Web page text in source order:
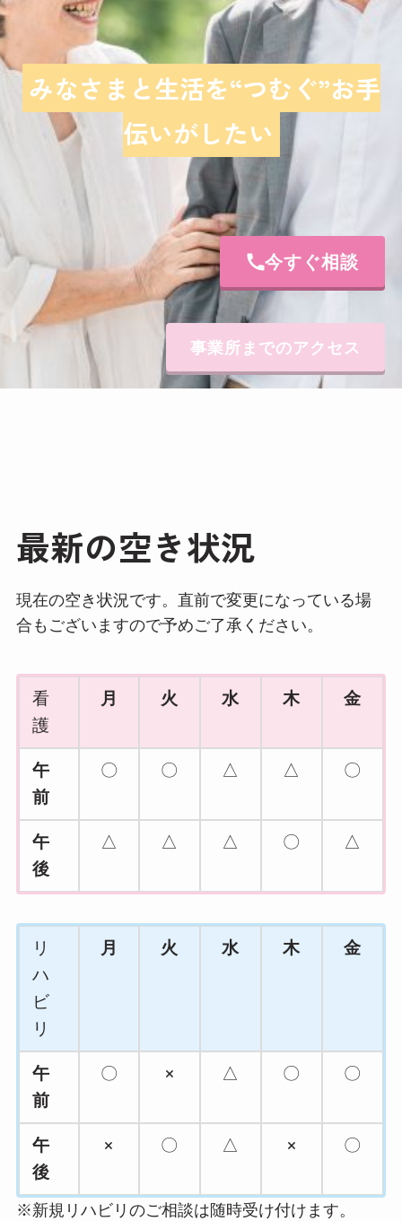
みなさまと生活を“つむぐ”お手
伝いがしたい
今すぐ相談
事業所までのアクセス
最新の空き状況
現在の空き状況です。直前で変更になっている場
合もございますので予めご了承ください。
看
護
月 火 水 木 金
午
前
〇 〇 △ △ 〇
午
後
△ △ △ 〇 △
リ
ハ
ビ
リ
月 火 水 木 金
午
前
〇 × △ 〇 〇
午
後
× 〇 △ × 〇
※新規リハビリのご相談は随時受け付けます。